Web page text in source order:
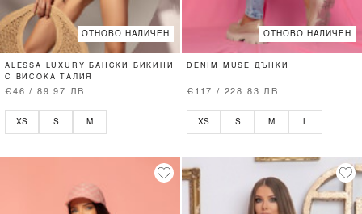
ОТНОВО НАЛИЧЕН
ALESSA LUXURY БАНСКИ БИКИНИ
С ВИСОКА ТАЛИЯ
€46 / 89.97 ЛВ.
XS S M
ОТНОВО НАЛИЧЕН
DENIM MUSE ДЪНКИ
€117 / 228.83 ЛВ.
XS S M